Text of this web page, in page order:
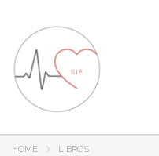
HOME LIBROS